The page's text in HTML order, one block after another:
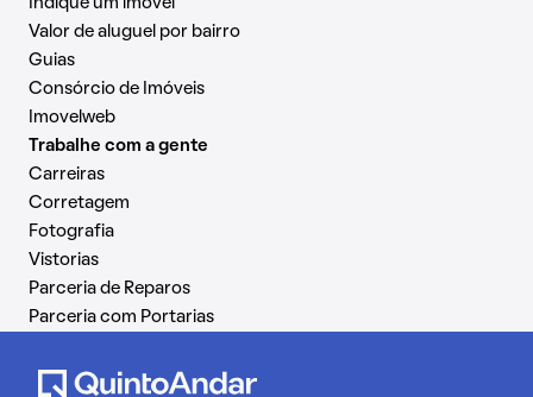
Indique um imóvel
Valor de aluguel por bairro
Guias
Consórcio de Imóveis
Imovelweb
Trabalhe com a gente
Carreiras
Corretagem
Fotografia
Vistorias
Parceria de Reparos
Parceria com Portarias